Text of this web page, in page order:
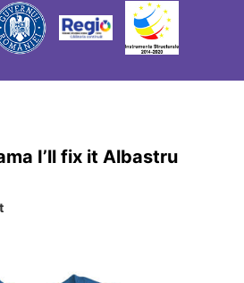
I’ll fix it Albastru